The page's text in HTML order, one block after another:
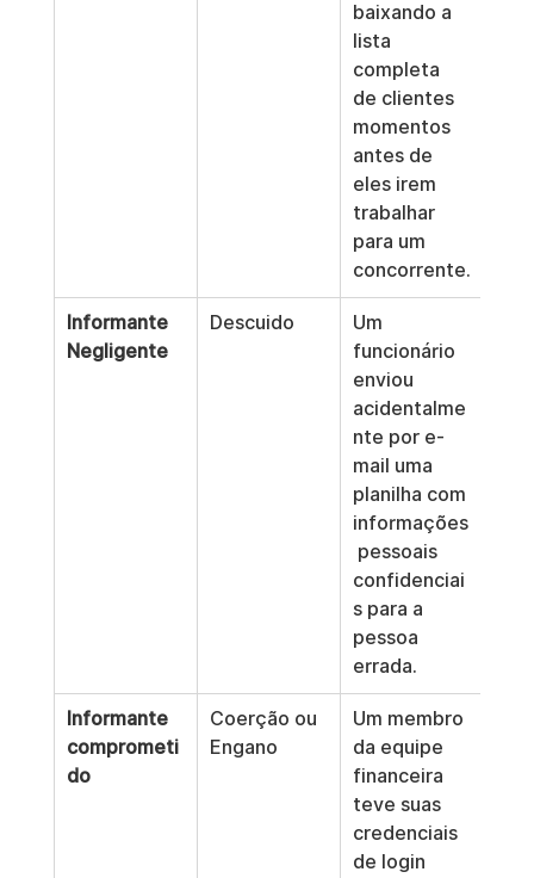
baixando a
lista
completa
de clientes
momentos
antes de
eles irem
trabalhar
para um
concorrente.
Informante
Negligente
Descuido
Um
funcionário
enviou
acidentalme
nte por e-
mail uma
planilha com
informações
pessoais
confidenciai
s para a
pessoa
errada.
Informante
comprometi
do
Coerção ou
Engano
Um membro
da equipe
financeira
teve suas
credenciais
de login